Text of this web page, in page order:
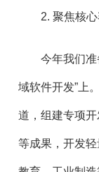
2. 聚焦核心
今年我们准备
域软件开发”上
道，组建专项
等成果，开发